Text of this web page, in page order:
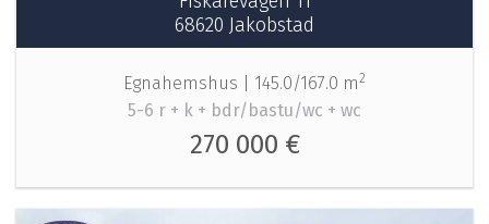
68620 Jakobstad
Egnahemshus | 145.0/167.0 m2
5-6 r + k + bdr/bastu/wc + wc
270 000 €